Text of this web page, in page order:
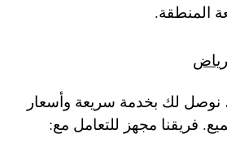
المنطقة.
لك بخدمة سريعة وأسعار
فريقنا مجهز للتعامل مع: